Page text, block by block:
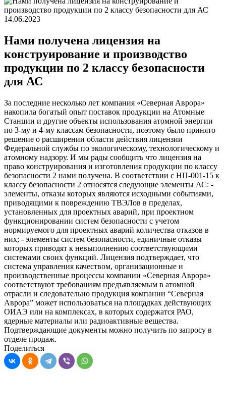
14.06.2023
Нами получена лицензия на
конструирование и производство
продукции по 2 классу безопасности
для АС
За последние несколько лет компания «Северная Аврора»
накопила богатый опыт поставок продукции на Атомные
Станции и другие объекты использования атомной энергии
по 3-му и 4-му классам безопасности, поэтому было принято
решение о расширении области действия лицензии
Федеральной службы по экологическому, технологическому и
атомному надзору. И мы рады сообщить что лицензия на
право конструирования и изготовления продукции по классу
безопасности 2 нами получена. В соответствии с НП-001-15 к
классу безопасности 2 относятся следующие элементы АС: -
элементы, отказы которых являются исходными событиями,
приводящими к повреждению ТВЭЛов в пределах,
установленных для проектных аварий, при проектном
функционировании систем безопасности с учетом
нормируемого для проектных аварий количества отказов в
них; - элементы систем безопасности, единичные отказы
которых приводят к невыполнению соответствующими
системами своих функций. Лицензия подтверждает, что
система управления качеством, организационные и
производственные процессы компании «Северная Аврора»
соответствуют требованиям предъявляемым в атомной
отрасли и следовательно продукция компании “Северная
Аврора” может использоваться на площадках действующих
ОИАЭ или на комплексах, в которых содержатся РАО,
ядерные материалы или радиоактивные вещества.
Подтверждающие документы можно получить по запросу в
отделе продаж.
Поделиться